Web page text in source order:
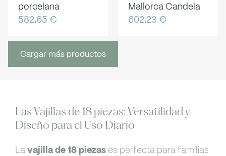
porcelana
582,65 €
Mallorca Candela
602,23 €
Cargar más productos
Las Vajillas de 18 piezas: Versatilidad y
Diseño para el Uso Diario
Lavajilla de 18 piezas es perfecta para familias